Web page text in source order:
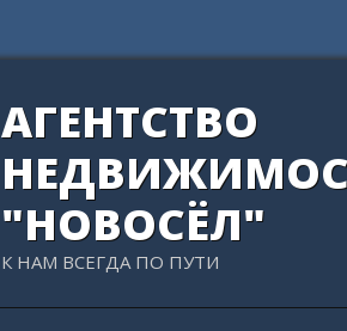
АГЕНТСТВО
"НОВОСЁЛ"
К НАМ ВСЕГДА ПО ПУТИ